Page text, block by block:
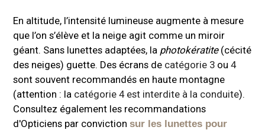
En altitude, l’intensité lumineuse augmente à mesure
que l’on s’élève et la neige agit comme un miroir
géant. Sans lunettes adaptées, la photokératite(cécité
des neiges) guette. Des écrans de catégorie 3 ou4
sont souvent recommandés en haute montagne
(attention : la catégorie 4 est interdite à la conduite).
Consultez également les recommandations
d'Opticiens par convictionsur les lunettes pour